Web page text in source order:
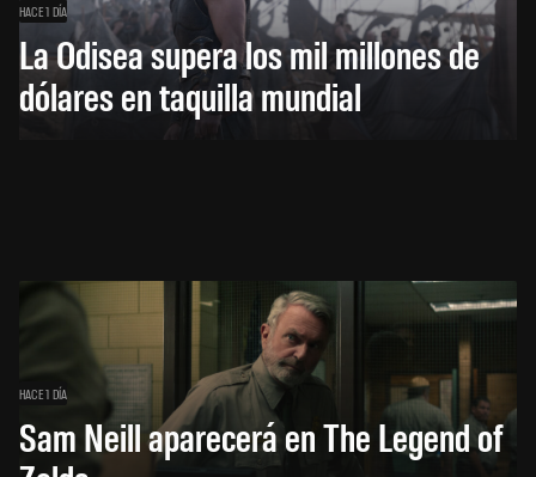
HACE 1 DÍA
La Odisea supera los mil millones de
dólares en taquilla mundial
HACE 1 DÍA
Sam Neill aparecerá en The Legend of